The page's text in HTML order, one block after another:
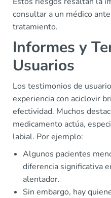
consultar a un médico
tratamiento.
Informes y
Usuarios
Los testimonios de
experiencia con aciclovir
efectividad. Muchos
medicamento actúa,
labial. Por ejemplo:
Algunos pacientes
diferencia significativa
alentador.
Sin embargo, hay